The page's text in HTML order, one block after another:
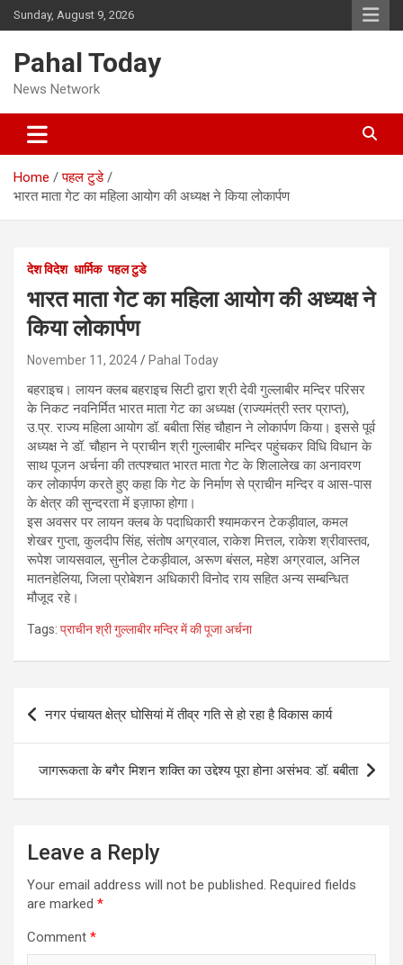
Skip
to
Sunday, August 9, 2026
Pahal Today
News Network
Home
पहल टुडे
भारत माता गेट का महिला आयोग की अध्यक्ष ने किया लोकार्पण
देश विदेश धार्मिक पहल टुडे
भारत माता गेट का महिला आयोग की अध्यक्ष ने
किया लोकार्पण
November 11, 2024 Pahal Today
बहराइच। लायन क्लब बहराइच सिटी द्वारा श्री देवी गुल्लाबीर मन्दिर परिसर
के निकट नवनिर्मित भारत माता गेट का अध्यक्ष (राज्यमंत्री स्तर प्राप्त),
उ.प्र. राज्य महिला आयोग डॉ. बबीता सिंह चौहान ने लोकार्पण किया। इससे पूर्व
अध्यक्ष ने डॉ. चौहान ने प्राचीन श्री गुल्लाबीर मन्दिर पहुंचकर विधि विधान के
साथ पूजन अर्चना की तत्पश्चात भारत माता गेट के शिलालेख का अनावरण
कर लोकार्पण करते हुए कहा कि गेट के निर्माण से प्राचीन मन्दिर व आस-पास
के क्षेत्र की सुन्दरता में इज़ाफा होगा।
इस अवसर पर लायन क्लब के पदाधिकारी श्यामकरन टेकड़ीवाल, कमल
शेखर गुप्ता, कुलदीप सिंह, संतोष अग्रवाल, राकेश मित्तल, राकेश श्रीवास्तव,
रूपेश जायसवाल, सुनील टेकड़ीवाल, अरूण बंसल, महेश अग्रवाल, अनिल
मातनहेलिया, जिला प्रोबेशन अधिकारी विनोद राय सहित अन्य सम्बन्धित
मौजूद रहे।
Tags: प्राचीन श्री गुल्लाबीर मन्दिर में की पूजा अर्चना
Post
navigation
नगर पंचायत क्षेत्र घोसियां में तीव्र गति से हो रहा है विकास कार्य
जागरूकता के बगैर मिशन शक्ति का उद्देश्य पूरा होना असंभव: डॉ. बबीता
Leave a Reply
Your email address will not be published. Required fields
are marked *
Comment *